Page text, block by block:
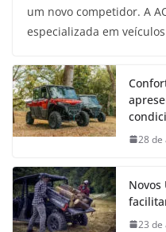
um novo competidor. A
especializada em
28 de
Novos
23 de